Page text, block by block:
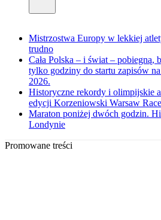
Mistrzostwa Europy w lekkiej
trudno
Cała Polska – i świat – pobiegną,
tylko godziny do startu zapisów
2026.
Historyczne rekordy i olimpijskie
edycji Korzeniowski Warsaw
Maraton poniżej dwóch godzin.
Londynie
Promowane treści